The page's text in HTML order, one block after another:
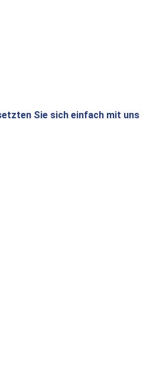
Sie sich einfach mit uns